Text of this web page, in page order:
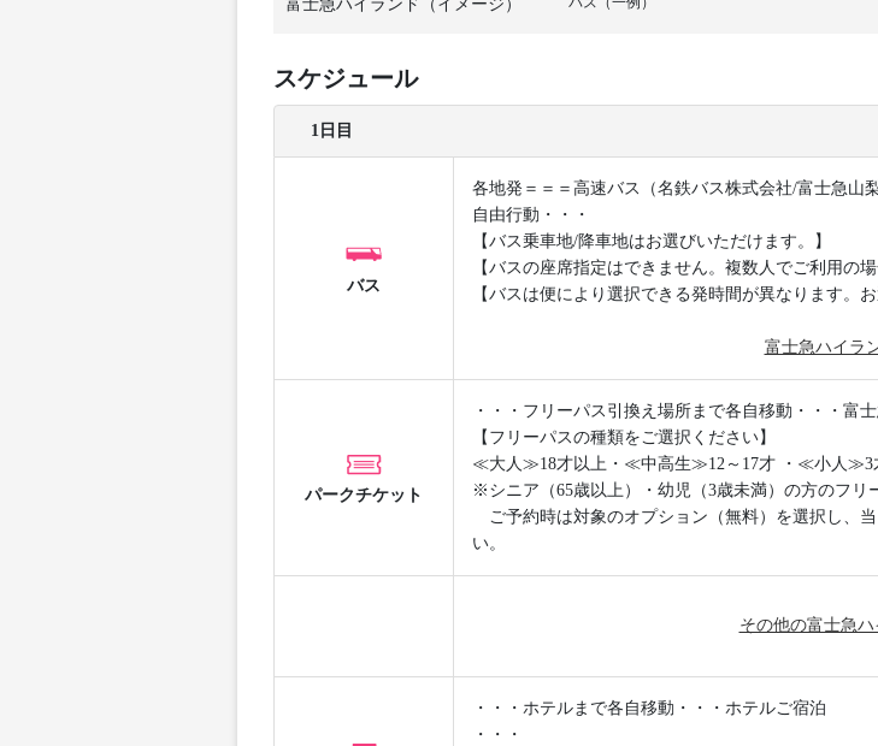
富士急ハイランド（イメージ）
スケジュール
1日目
バス
各地発＝＝＝高速バス（名鉄バス株式会社/富士急山
自由行動・・・
【バス乗車地/降車地はお選びいただけます。】
【バスの座席指定はできません。複数人でご利用の
【バスは便により選択できる発時間が異なります。
富士急ハイラ
パークチケット
・・・フリーパス引換え場所まで各自移動・・・富
【フリーパスの種類をご選択ください】
≪大人≫18才以上・≪中高生≫12～17才 ・≪小人≫3
※シニア（65歳以上）・幼児（3歳未満）の方のフリ
ご予約時は対象のオプション（無料）を選択し、
い。
その他の富士急
・・・ホテルまで各自移動・・・ホテルご宿泊
・・・